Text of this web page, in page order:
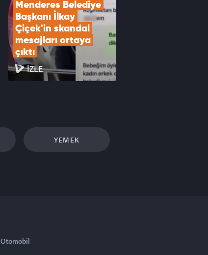
Menderes Belediye
Başkanı İlkay
Çiçek'in skandal
mesajları ortaya
çıktı
İZLE
YEMEK
Otomobil